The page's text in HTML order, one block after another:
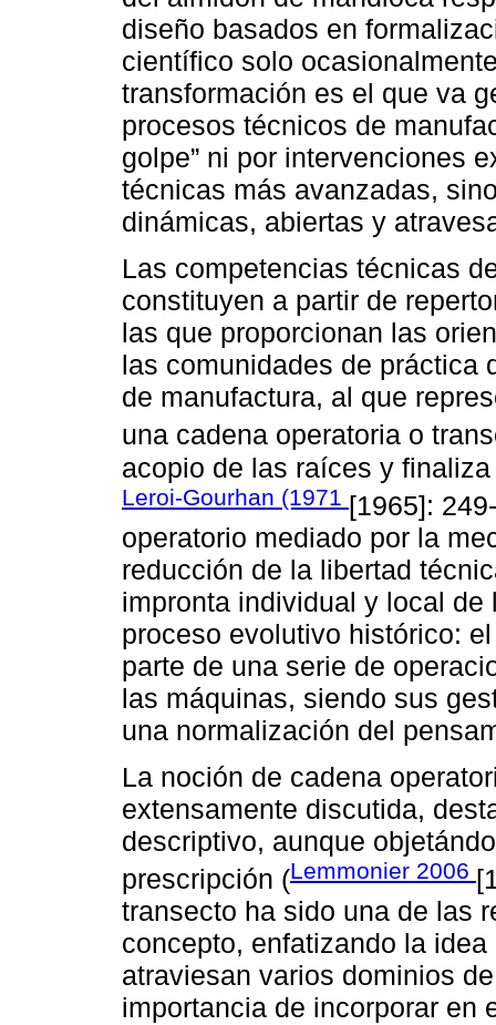
diseño basados en
científico solo
transformación es el que va
procesos técnicos de
golpe” ni por intervenciones
técnicas más avanzadas,
dinámicas, abiertas y
Las competencias técnicas
constituyen a partir de
las que proporcionan las
las comunidades de práctica
de manufactura, al que
una cadena operatoria o
acopio de las raíces y
Leroi-Gourhan (1971 [1965]:
operatorio mediado por la
reducción de la libertad
impronta individual y local
proceso evolutivo histórico:
parte de una serie de
las máquinas, siendo sus
una normalización del
La noción de cadena
extensamente discutida,
descriptivo, aunque
prescripción (Lemmonier 2006
transecto ha sido una de las
concepto, enfatizando la
atraviesan varios dominios
importancia de incorporar en